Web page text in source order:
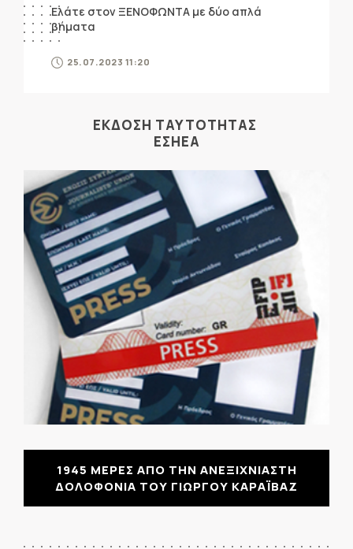
Ελάτε στον ΞΕΝΟΦΩΝΤΑ με δύο απλά
βήματα
25.07.2023 11:20
ΕΚΔΟΣΗ ΤΑΥΤΟΤΗΤΑΣ
ΕΣΗΕΑ
1945 ΜΕΡΕΣ ΑΠΟ ΤΗΝ ΑΝΕΞΙΧΝΙΑΣΤΗ
ΔΟΛΟΦΟΝΙΑ ΤΟΥ ΓΙΩΡΓΟΥ ΚΑΡΑΪΒΑΖ